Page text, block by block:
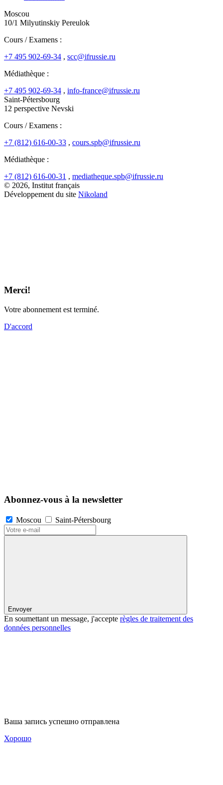
Moscou
10/1 Milyutinskiy Pereulok
Cours / Examens :
+7 495 902-69-34 , scc@ifrussie.ru
Médiathèque :
+7 495 902-69-34 , info-france@ifrussie.ru
Saint-Pétersbourg
12 perspective Nevski
Cours / Examens :
+7 (812) 616-00-33 , cours.spb@ifrussie.ru
Médiathèque :
+7 (812) 616-00-31 , mediatheque.spb@ifrussie.ru
© 2026, Institut français
Développement du site Nikoland
Merci!
Votre abonnement est terminé.
D'accord
Abonnez-vous à la newsletter
Moscou Saint-Pétersbourg
Envoyer
En soumettant un message, j'accepte règles de traitement des
données personnelles
Ваша запись успешно отправлена
Хорошо